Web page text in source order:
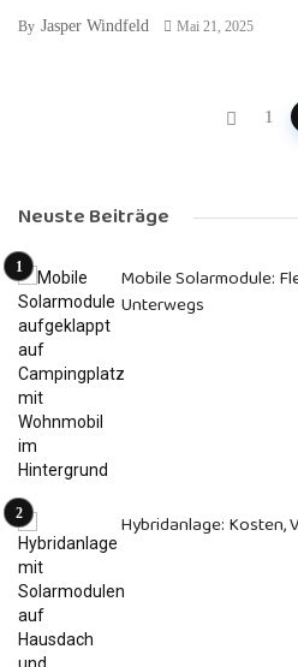
By Jasper Windfeld Mai 21, 2025
1
Neuste Beiträge
Mobile Solarmodule:
Unterwegs
Hybridanlage: Kosten,